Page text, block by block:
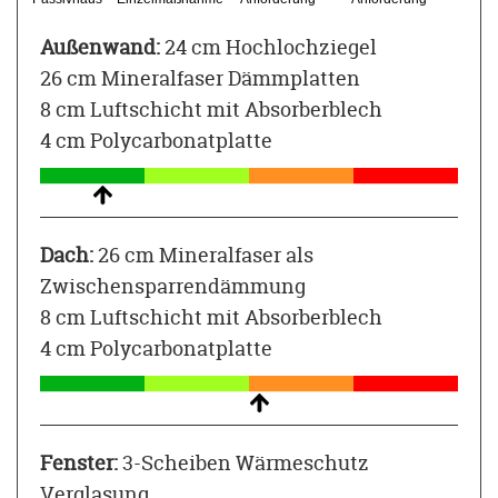
Außenwand:24 cm Hochlochziegel
26 cm Mineralfaser Dämmplatten
8 cm Luftschicht mit Absorberblech
4 cm Polycarbonatplatte
Dach:26 cm Mineralfaser als
Zwischensparrendämmung
8 cm Luftschicht mit Absorberblech
4 cm Polycarbonatplatte
Fenster:3-Scheiben Wärmeschutz